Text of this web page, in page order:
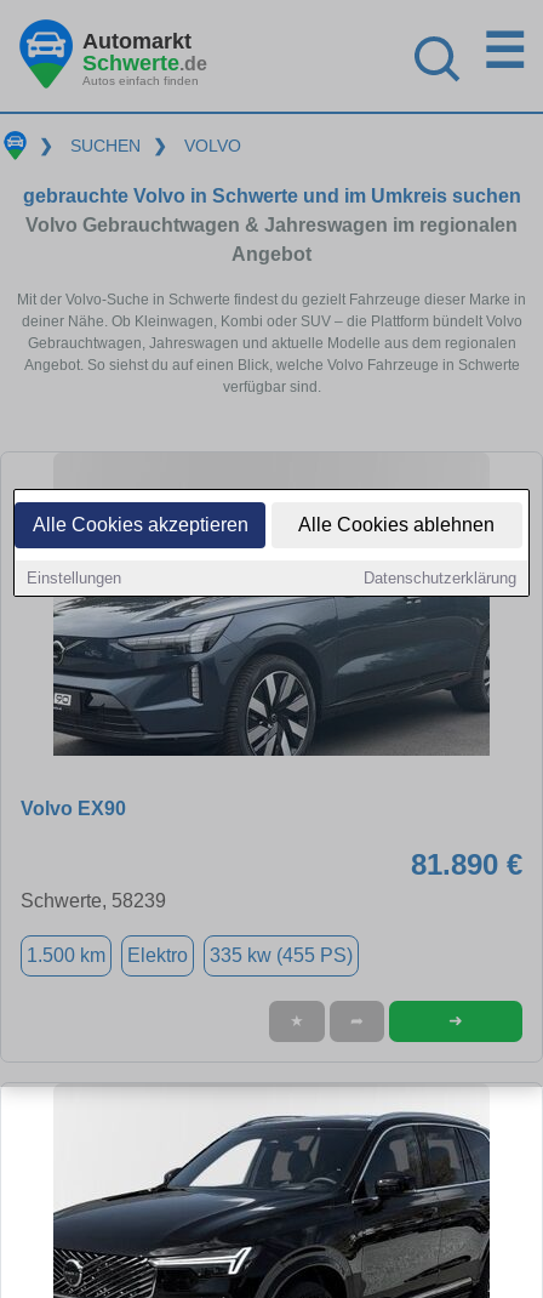
Alle Cookies akzeptieren Alle Cookies ablehnen
Einstellungen Datenschutzerklärung
Automarkt
Schwerte.de
Autos einfach finden
☰
❯ SUCHEN ❯ VOLVO
gebrauchte Volvo in Schwerte und im Umkreis suchen
Volvo Gebrauchtwagen & Jahreswagen im regionalen
Angebot
Mit der Volvo-Suche in Schwerte findest du gezielt Fahrzeuge dieser Marke in
deiner Nähe. Ob Kleinwagen, Kombi oder SUV – die Plattform bündelt Volvo
Gebrauchtwagen, Jahreswagen und aktuelle Modelle aus dem regionalen
Angebot. So siehst du auf einen Blick, welche Volvo Fahrzeuge in Schwerte
verfügbar sind.
Volvo EX90
81.890 €
Schwerte, 58239
1.500 km Elektro 335 kw (455 PS)
★ ➦ ➜